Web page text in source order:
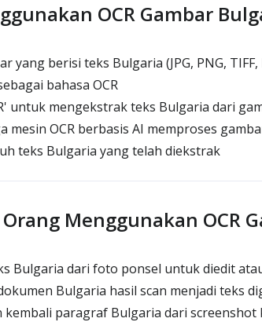
OCR Gambar
yang berisi teks Bulgaria (JPG, PNG, TIFF,
bahasa OCR
untuk mengekstrak teks Bulgaria dari
mesin OCR berbasis AI memproses
teks Bulgaria yang telah diekstrak
Menggunakan OCR
Bulgaria dari foto ponsel untuk diedit
Bulgaria hasil scan menjadi teks
paragraf Bulgaria dari screenshot